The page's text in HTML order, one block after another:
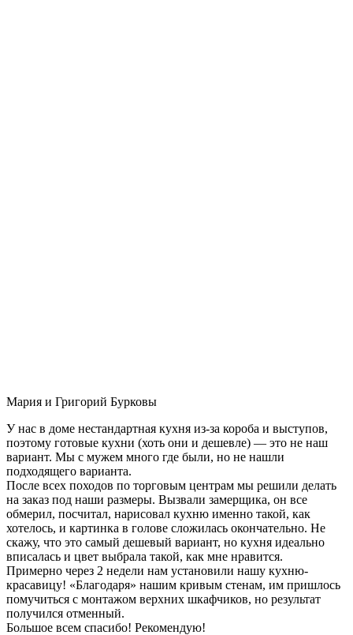
Мария и Григорий Бурковы
У нас в доме нестандартная кухня из-за короба и выступов,
поэтому готовые кухни (хоть они и дешевле) — это не наш
вариант. Мы с мужем много где были, но не нашли
подходящего варианта.
После всех походов по торговым центрам мы решили делать
на заказ под наши размеры. Вызвали замерщика, он все
обмерил, посчитал, нарисовал кухню именно такой, как
хотелось, и картинка в голове сложилась окончательно. Не
скажу, что это самый дешевый вариант, но кухня идеально
вписалась и цвет выбрала такой, как мне нравится.
Примерно через 2 недели нам установили нашу кухню-
красавицу! «Благодаря» нашим кривым стенам, им пришлось
помучиться с монтажом верхних шкафчиков, но результат
получился отменный.
Большое всем спасибо! Рекомендую!